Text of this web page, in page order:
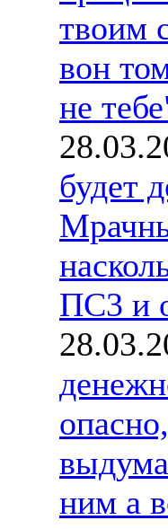
твоим
вон
не
будет
ПС3 и
ним а